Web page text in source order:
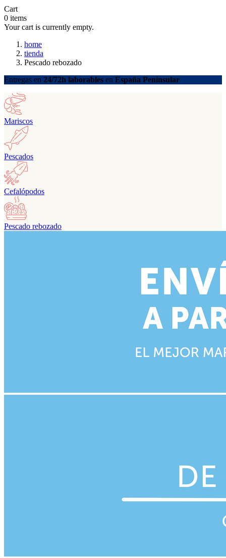
Cart
0 items
Your cart is currently empty.
home
tienda
Pescado rebozado
Entregas en 24/72h laborables en España Peninsular
Mariscos
Pescados
Cefalópodos
Pescado rebozado